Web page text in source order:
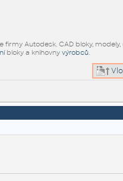
firmy Autodesk. CAD bloky,
bloky a knihovny výrobců.